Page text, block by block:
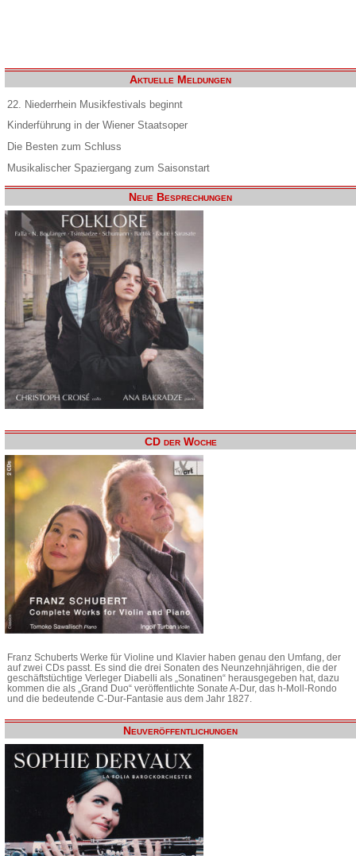
Aktuelle Meldungen
22. Niederrhein Musikfestivals beginnt
Kinderführung in der Wiener Staatsoper
Die Besten zum Schluss
Musikalischer Spaziergang zum Saisonstart
Neue Besprechungen
CD der Woche
Franz Schuberts Werke für Violine und Klavier haben genau den Umfang, der
auf zwei CDs passt. Es sind die drei Sonaten des Neunzehnjährigen, die der
geschäftstüchtige Verleger Diabelli als „Sonatinen“ herausgegeben hat, dazu
kommen die als „Grand Duo“ veröffentlichte Sonate A-Dur, das h-Moll-Rondo
und die bedeutende C-Dur-Fantasie aus dem Jahr 1827.
Neuveröffentlichungen